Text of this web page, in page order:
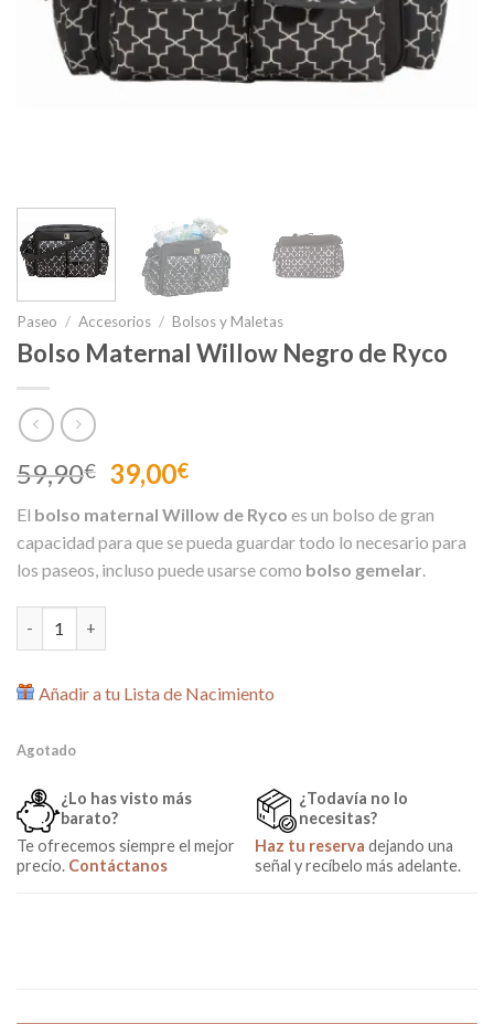
Paseo / Accesorios / Bolsos y Maletas
Bolso Maternal Willow Negro de Ryco
59,90€ El
precio
original
era:
59,90€.
39,00€El
actual
es:
39,00€.
El bolso maternal Willow de Ryco es un bolso de gran
capacidad para que se pueda guardar todo lo necesario para
los paseos, incluso puede usarse como bolso gemelar.
Añadir a tu Lista de Nacimiento
Agotado
¿Lo has visto más
barato?
Te ofrecemos siempre el mejor
precio. Contáctanos
¿Todavía no lo
necesitas?
Haz tu reserva dejando una
señal y recíbelo más adelante.